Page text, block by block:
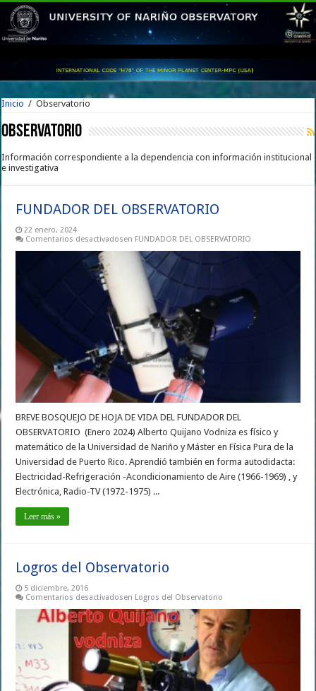
Inicio / Observatorio
Observatorio
Información correspondiente a la dependencia con información institucional
e investigativa
FUNDADOR DEL OBSERVATORIO
22 enero, 2024
Comentarios desactivadosen FUNDADOR DEL OBSERVATORIO
BREVE BOSQUEJO DE HOJA DE VIDA DEL FUNDADOR DEL
OBSERVATORIO (Enero 2024) Alberto Quijano Vodniza es físico y
matemático de la Universidad de Nariño y Máster en Física Pura de la
Universidad de Puerto Rico. Aprendió también en forma autodidacta:
Electricidad-Refrigeración -Acondicionamiento de Aire (1966-1969) , y
Electrónica, Radio-TV (1972-1975) ...
Leer más »
Logros del Observatorio
5 diciembre, 2016
Comentarios desactivadosen Logros del Observatorio